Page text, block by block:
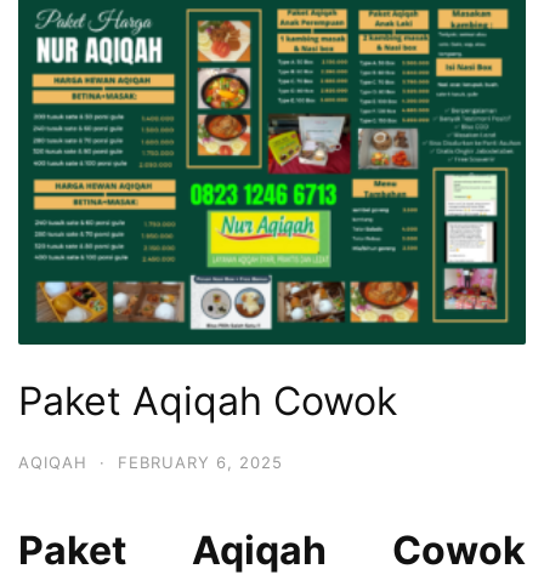
Paket Aqiqah Cowok
AQIQAH · FEBRUARY 6, 2025
Paket Aqiqah Cowok